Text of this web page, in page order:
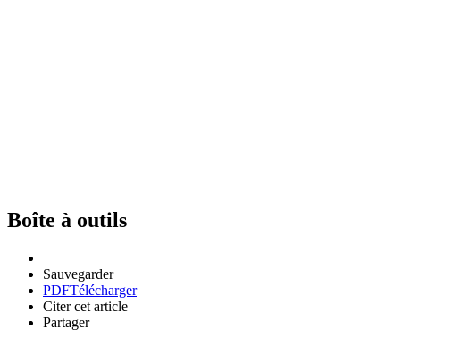
Boîte à outils
Sauvegarder
PDFTélécharger
Citer cet article
Partager